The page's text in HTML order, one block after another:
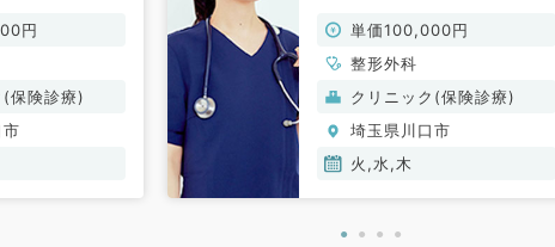
円
(保険診療)
能◎マイカー通勤可（整形
外科／非常勤）
単価100,000円
整形外科
クリニック(保険診療)
埼玉県川口市
火,水,木